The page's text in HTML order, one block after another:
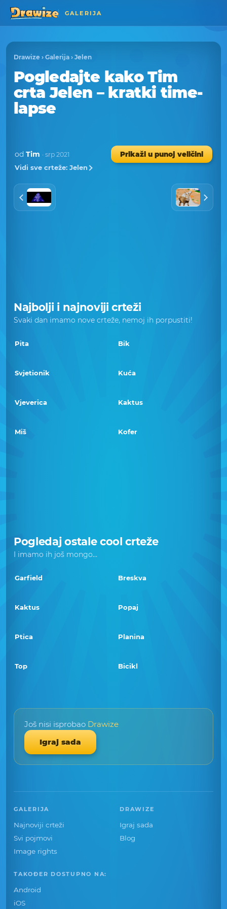
GALERIJA
Drawize › Galerija › Jelen
Pogledajte kako Tim
crta Jelen – kratki time-
lapse
od Tim · srp 2021
Prikaži u punoj veličini
Vidi sve crteže: Jelen
Najbolji i najnoviji crteži
Svaki dan imamo nove crteže, nemoj ih porpustiti!
Pita Bik
Svjetionik Kuća
Vjeverica Kaktus
Miš Kofer
Pogledaj ostale cool crteže
I imamo ih još mongo...
Garfield Breskva
Kaktus Popaj
Ptica Planina
Top Bicikl
Još nisi isprobao Drawize
Igraj sada
GALERIJA
Najnoviji crteži
Svi pojmovi
Image rights
DRAWIZE
Igraj sada
Blog
TAKOĐER DOSTUPNO NA:
Android
iOS